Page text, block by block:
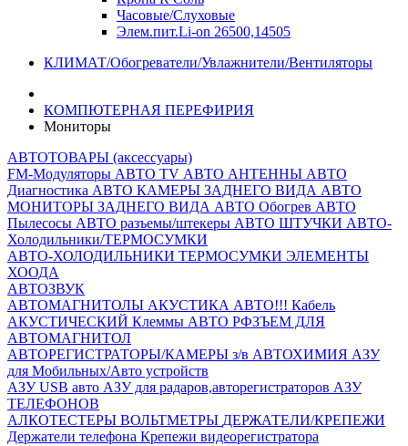
Часовые/Слуховые
Элем.пит.Li-on 26500,14505
КЛИМАТ/Обогреватели/Увлажнители/Вентиляторы
КОМПЮТЕРНАЯ ПЕРЕФИРИЯ
Мониторы
АВТОТОВАРЫ (аксессуары)
FM-Модуляторы АВТО TV АВТО АНТЕННЫ АВТО
Диагностика АВТО КАМЕРЫ ЗАДНЕГО ВИДА АВТО
МОНИТОРЫ ЗАДНЕГО ВИДА АВТО Обогрев АВТО
Пылесосы АВТО разъемы/штекеры АВТО ШТУЧКИ АВТО-
Холодильники/ТЕРМОСУМКИ
АВТО-ХОЛОДИЛЬНИКИ ТЕРМОСУМКИ ЭЛЕМЕНТЫ
ХООДА
АВТОЗВУК
АВТОМАГНИТОЛЫ АКУСТИКА АВТО!!! Кабель
АКУСТИЧЕСКИЙ Клеммы АВТО РФЗЪЕМ ДЛЯ
АВТОМАГНИТОЛ
АВТОРЕГИСТРАТОРЫ/КАМЕРЫ з/в АВТОХИМИЯ АЗУ
для Мобильных/Авто устройств
АЗУ USB авто АЗУ для радаров,авторегистраторов АЗУ
ТЕЛЕФОНОВ
АЛКОТЕСТЕРЫ ВОЛЬТМЕТРЫ ДЕРЖАТЕЛИ/КРЕПЕЖИ
Держатели телефона Крепежи видеорегистратора